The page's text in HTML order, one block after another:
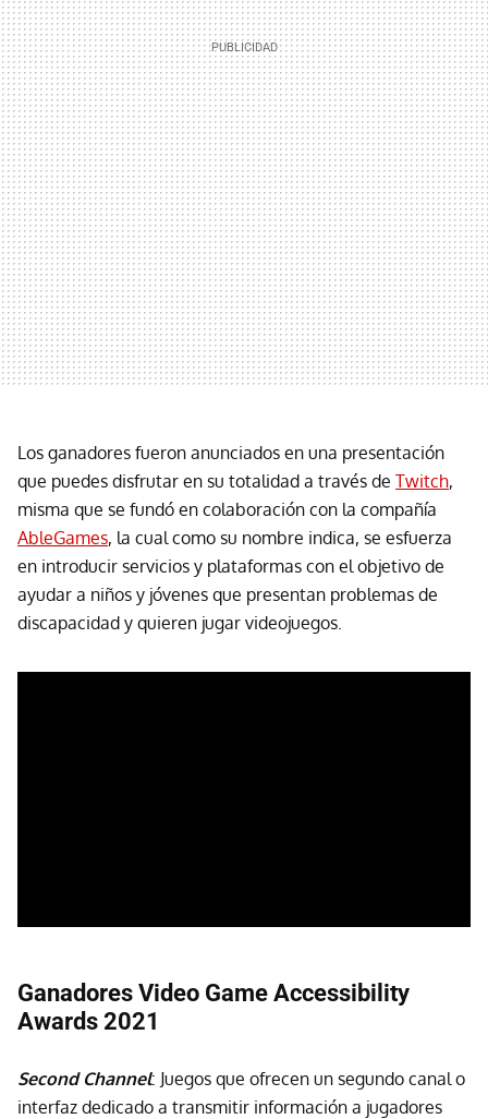
Los ganadores fueron anunciados en una presentación
que puedes disfrutar en su totalidad a través de Twitch,
misma que se fundó en colaboración con la compañía
AbleGames, la cual como su nombre indica, se esfuerza
en introducir servicios y plataformas con el objetivo de
ayudar a niños y jóvenes que presentan problemas de
discapacidad y quieren jugar videojuegos.
Ganadores Video Game Accessibility
Awards 2021
Second Channel: Juegos que ofrecen un segundo canal o
interfaz dedicado a transmitir información a jugadores